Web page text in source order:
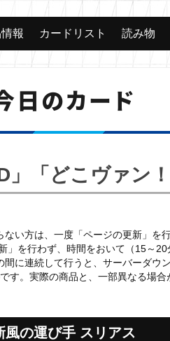
報 カードリスト 読み物
日のカード
」「どこヴァン
い方は、一度「ページの更新」を行
を行わず、時間をおいて（15～20
間に連続して行うと、サーバーダウ
す。実際の商品と、一部異なる場合
風の運び手 スリアス